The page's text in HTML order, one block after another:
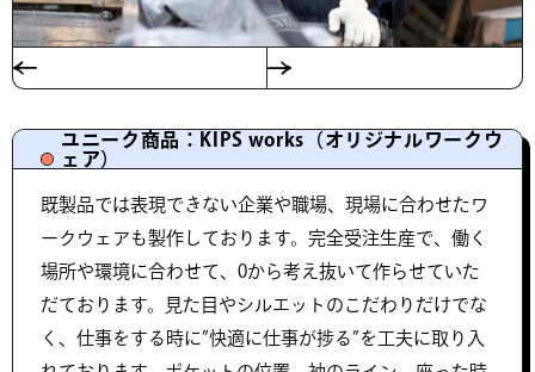
ユニーク商品：KIPS works（オリジナルワークウ
ェア）
既製品では表現できない企業や職場、現場に合わせたワ
ークウェアも製作しております。完全受注生産で、働く
場所や環境に合わせて、0から考え抜いて作らせていた
だております。見た目やシルエットのこだわりだけでな
く、仕事をする時に”快適に仕事が捗る”を工夫に取り入